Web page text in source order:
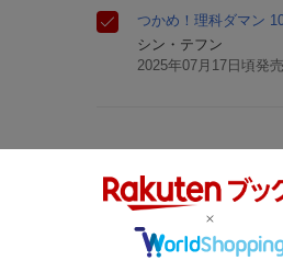
つかめ！理科ダマン
シン・テフン
2025年07月17日頃発売